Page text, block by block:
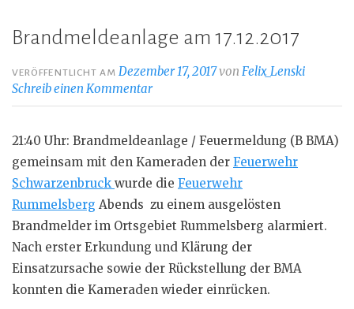
Brandmeldeanlage am 17.12.2017
VERÖFFENTLICHT AMDezember 17, 2017vonFelix_Lenski
Schreib einen Kommentar
21:40 Uhr: Brandmeldeanlage / Feuermeldung (B BMA)
gemeinsam mit den Kameraden der Feuerwehr
Schwarzenbruck wurde die Feuerwehr
Rummelsberg Abends zu einem ausgelösten
Brandmelder im Ortsgebiet Rummelsberg alarmiert.
Nach erster Erkundung und Klärung der
Einsatzursache sowie der Rückstellung der BMA
konnten die Kameraden wieder einrücken.